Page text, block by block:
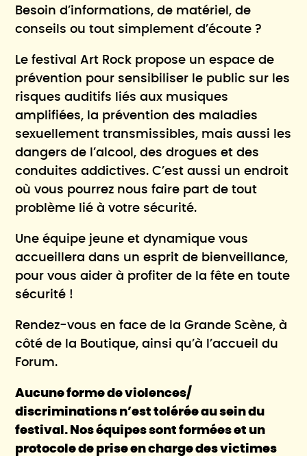
Besoin d’informations, de matériel, de
conseils ou tout simplement d’écoute ?
Le festival Art Rock propose un espace de
prévention pour sensibiliser le public sur les
risques auditifs liés aux musiques
amplifiées, la prévention des maladies
sexuellement transmissibles, mais aussi les
dangers de l’alcool, des drogues et des
conduites addictives. C’est aussi un endroit
où vous pourrez nous faire part de tout
problème lié à votre sécurité.
Une équipe jeune et dynamique vous
accueillera dans un esprit de bienveillance,
pour vous aider à profiter de la fête en toute
sécurité !
Rendez-vous en face de la Grande Scène, à
côté de la Boutique, ainsi qu’à l’accueil du
Forum.
Aucune forme de violences/
discriminations n’est tolérée au sein du
festival. Nos équipes sont formées et un
protocole de prise en charge des victimes